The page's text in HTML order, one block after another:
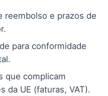
reembolso e prazos de
para conformidade
que complicam
da UE (faturas, VAT).